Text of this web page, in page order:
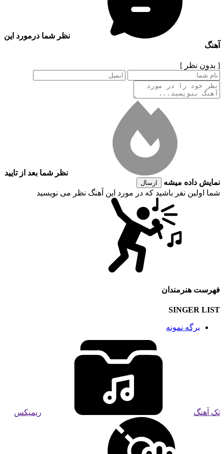
نظر شما درمورد این
آهنگ
[ بدون نظر ]
نظر شما بعد از تایید
نمایش داده میشه
ارسال
شما اولین نفر باشید که در مورد این آهنگ نظر می نویسید
فهرست هنرمندان
SINGER LIST
برگه نمونه
تک آهنگ ریمیکس